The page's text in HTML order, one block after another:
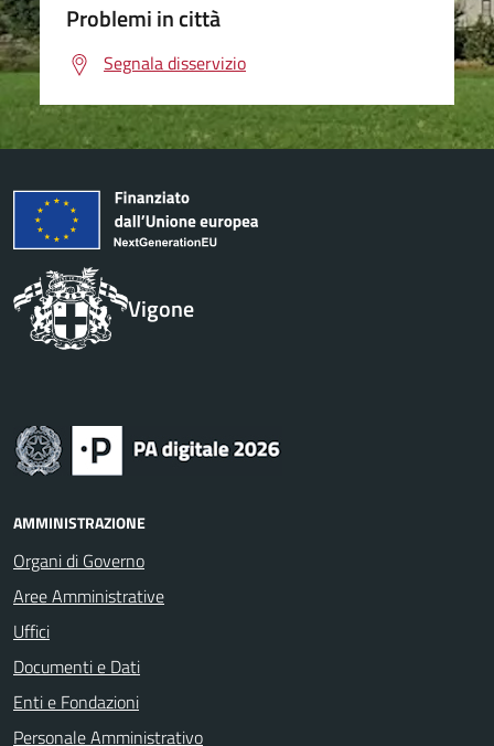
Problemi in città
Segnala disservizio
Vigone
AMMINISTRAZIONE
Organi di Governo
Aree Amministrative
Uffici
Documenti e Dati
Enti e Fondazioni
Personale Amministrativo